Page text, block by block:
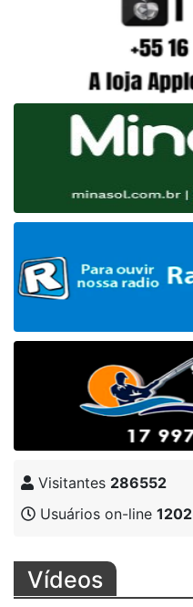
Visitantes 286552
Usuários on-line 1202
Vídeos